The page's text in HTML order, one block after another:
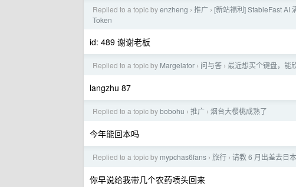
Replied to a topic byenzheng › 推广 › [新站福利] StableFast AI
Token
id: 489 谢谢老板
Replied to a topic by Margelator › 问与答 › 最近想买个键盘，能
langzhu 87
Replied to a topic bybobohu › 推广 › 烟台大樱桃成熟了
今年能回本吗
Replied to a topic by mypchas6fans › 旅行 › 请教 6 月出差去日
你早说给我带几个农药喷头回来